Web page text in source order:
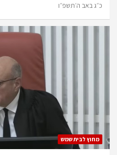
כ״ג באב ה׳תשפ״ו
מחוץ לבית שמש